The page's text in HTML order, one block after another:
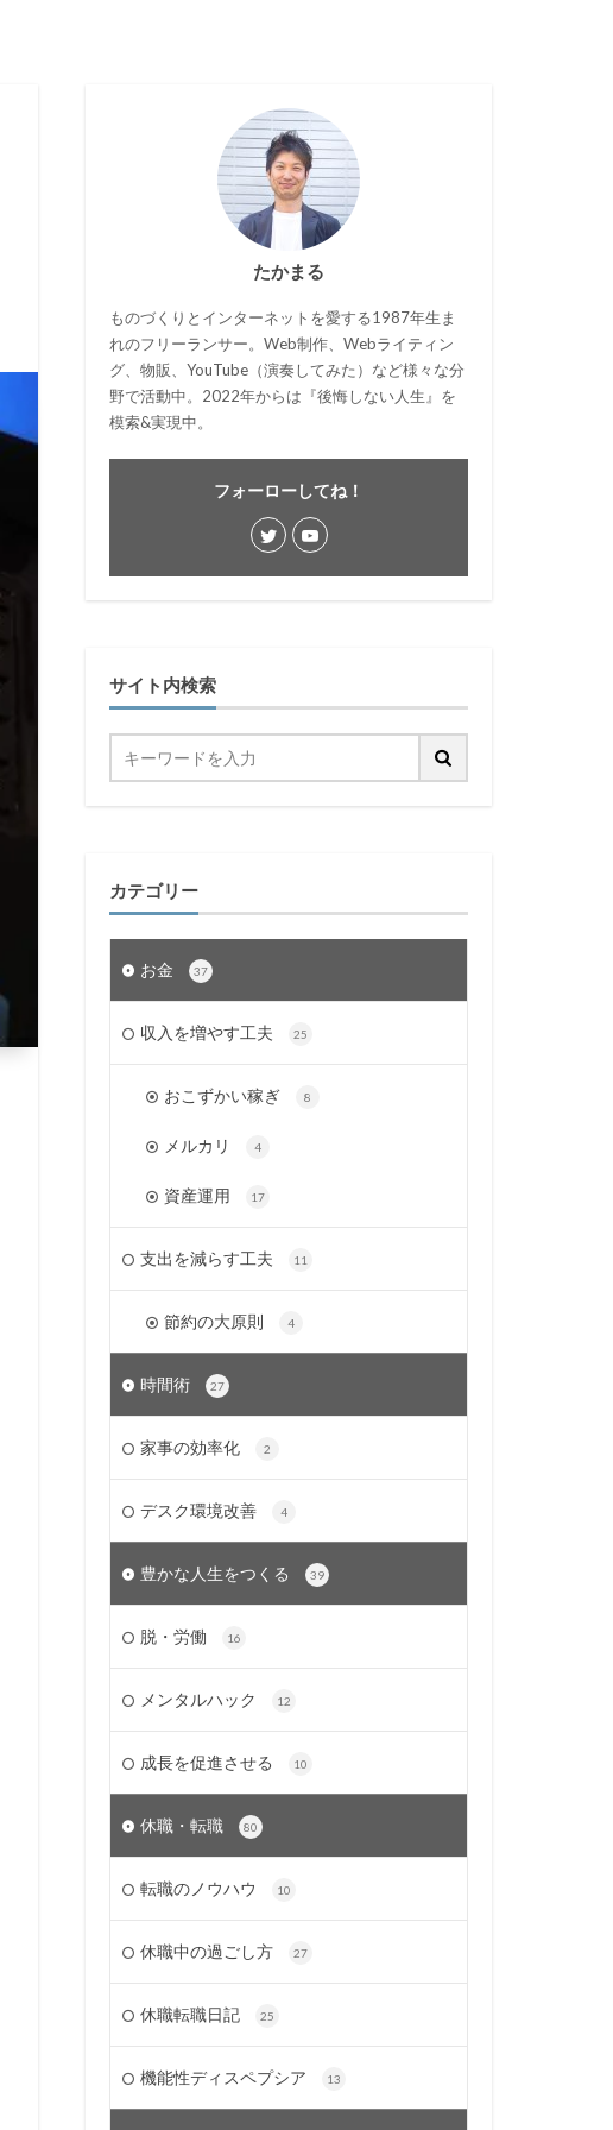
たかまる
ものづくりとインターネットを愛する1987年生ま
れのフリーランサー。Web制作、Webライティン
グ、物販、YouTube（演奏してみた）など様々な分
野で活動中。2022年からは『後悔しない人生』を
模索&実現中。
フォーローしてね！
サイト内検索
カテゴリー
お金 37
収入を増やす工夫 25
おこずかい稼ぎ 8
メルカリ 4
資産運用 17
支出を減らす工夫 11
節約の大原則 4
時間術 27
家事の効率化 2
デスク環境改善 4
豊かな人生をつくる 39
脱・労働 16
メンタルハック 12
成長を促進させる 10
休職・転職 80
転職のノウハウ 10
休職中の過ごし方 27
休職転職日記 25
機能性ディスペプシア 13